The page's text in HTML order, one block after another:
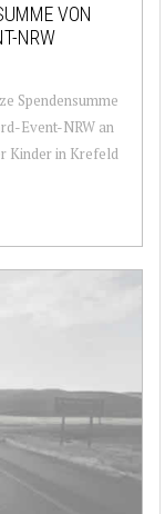
VON
NRW
Spendensumme
Event-NRW an
Kinder in Krefeld